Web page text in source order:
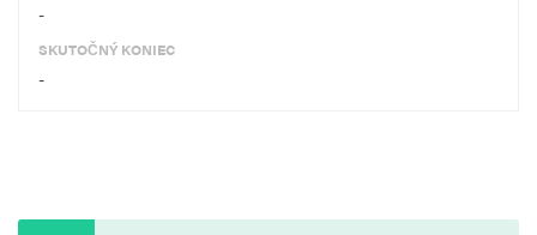
-
SKUTOČNÝ KONIEC
-